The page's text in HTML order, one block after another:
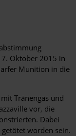
Oktober 2015 in
Munition in die
Tränengas und
vor, die
Dabei
worden sein.